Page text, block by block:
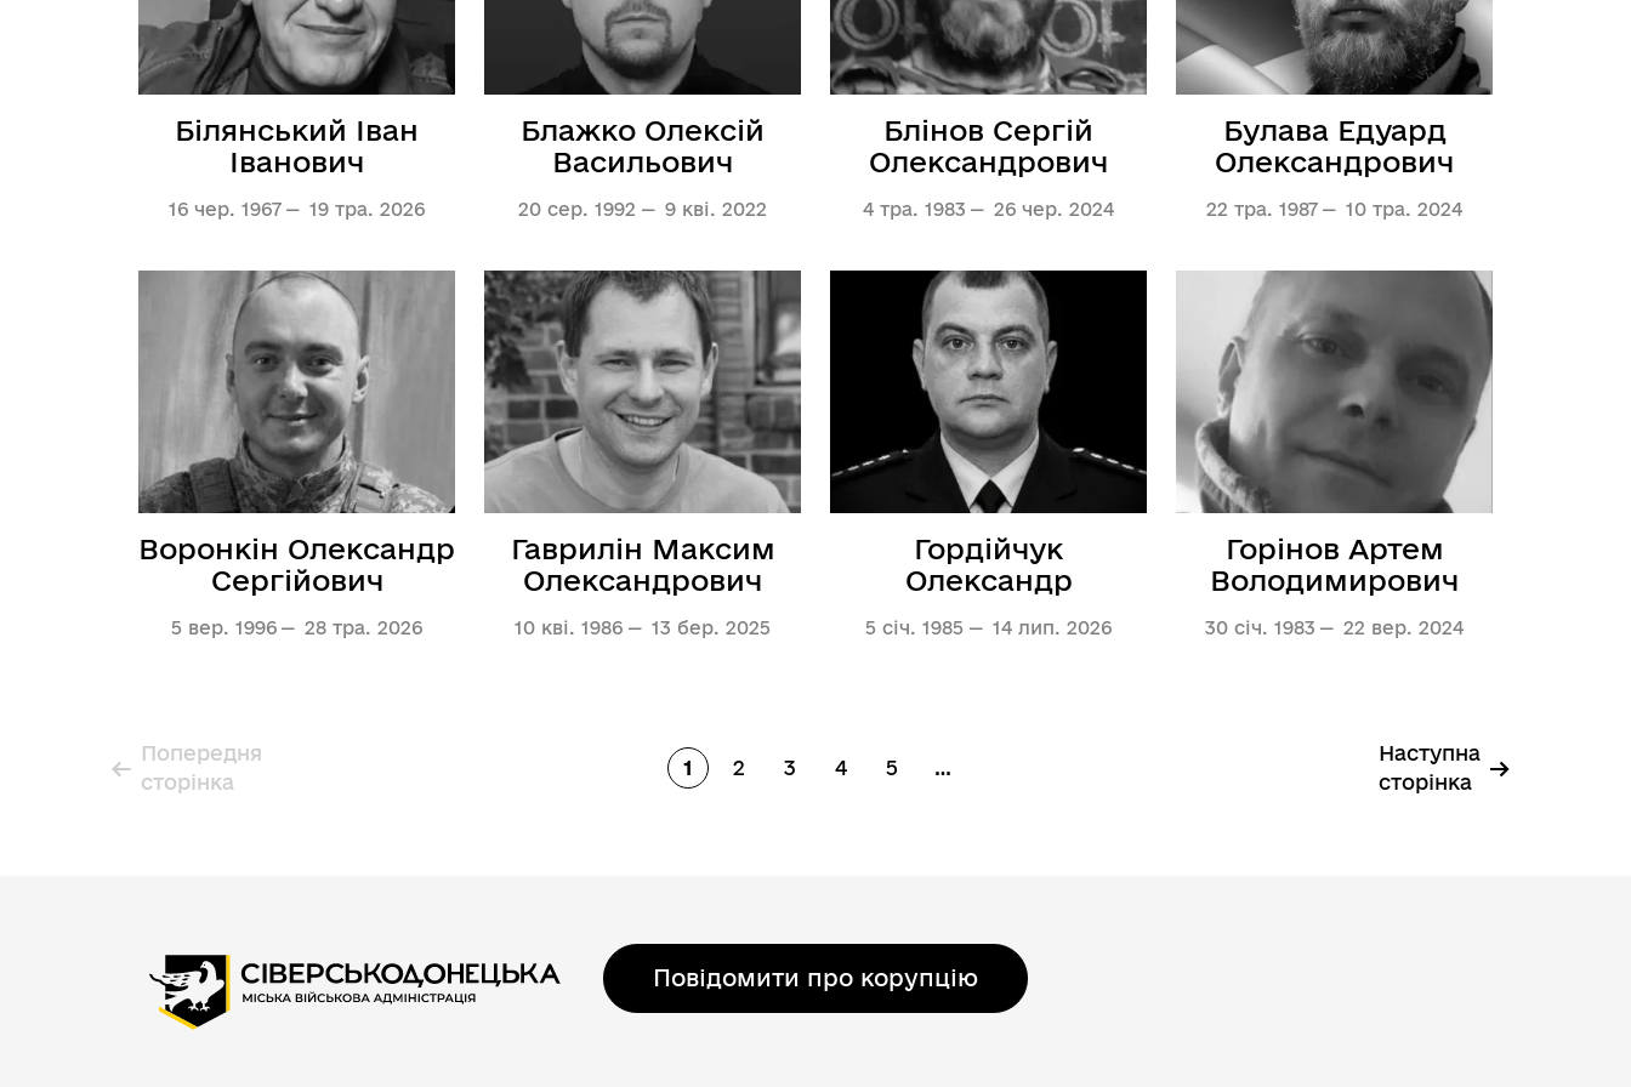
Регуляторні акти
Білянський Іван
Іванович
16 чер. 1967 19 тра. 2026
Блажко Олексій
Васильович
20 сер. 1992 9 кві. 2022
Блінов Сергій
Олександрович
4 тра. 1983 26 чер. 2024
Булава Едуард
Олександрович
22 тра. 1987 10 тра. 2024
Воронкін Олександр
Сергійович
5 вер. 1996 28 тра. 2026
Гаврилін Максим
Олександрович
10 кві. 1986 13 бер. 2025
Гордійчук
Олександр
5 січ. 1985 14 лип. 2026
Горінов Артем
Володимирович
30 січ. 1983 22 вер. 2024
Розбивка на сторінки
←
Попередня
сторінка
Сторінка
1
Сторінка
2
Сторінка
3
Сторінка
4
Сторінка
5 …
Наступна
сторінка
→
Повідомити про корупцію